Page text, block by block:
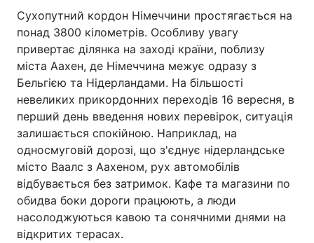
Сухопутний кордон Німеччини простягається на
понад 3800 кілометрів. Особливу увагу
привертає ділянка на заході країни, поблизу
міста Аахен, де Німеччина межує одразу з
Бельгією та Нідерландами. На більшості
невеликих прикордонних переходів 16 вересня, в
перший день введення нових перевірок, ситуація
залишається спокійною. Наприклад, на
односмуговій дорозі, що з'єднує нідерландське
місто Ваалс з Аахеном, рух автомобілів
відбувається без затримок. Кафе та магазини по
обидва боки дороги працюють, а люди
насолоджуються кавою та сонячними днями на
відкритих терасах.